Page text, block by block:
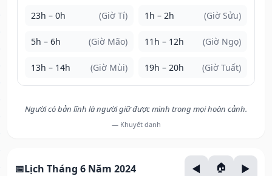
23h – 0h (Giờ Tí) 1h – 2h (Giờ Sửu)
5h – 6h (Giờ Mão) 11h – 12h (Giờ Ngọ)
13h – 14h (Giờ Mùi) 19h – 20h (Giờ Tuất)
Người có bản lĩnh là người giữ được mình trong mọi hoàn cảnh.
— Khuyết danh
Lịch Tháng 6 Năm 2024